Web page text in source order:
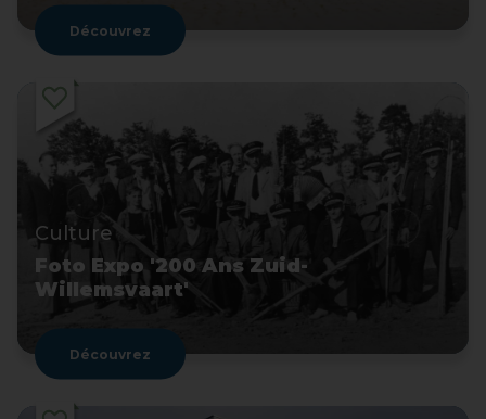
Découvrez
Culture
Foto Expo '200 Ans Zuid-
Willemsvaart'
Découvrez